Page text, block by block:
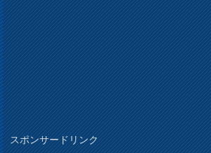
スポンサードリンク